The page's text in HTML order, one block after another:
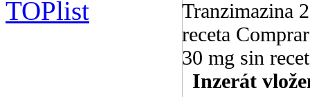
Tranzimazina
receta
30 mg sin
Inzerát